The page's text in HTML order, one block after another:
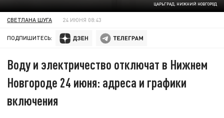
ЦАРЬГРАД. НИЖНИЙ НОВГОРОД
СВЕТЛАНА ШУГА 24 ИЮНЯ 08:43
ПОДПИШИТЕСЬ:
Воду и электричество отключат в Нижнем
Новгороде 24 июня: адреса и графики
включения